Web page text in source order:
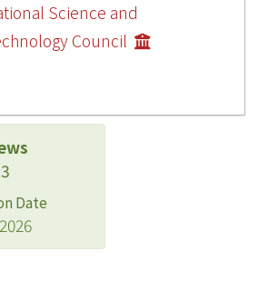
Science and
Council
3
Date